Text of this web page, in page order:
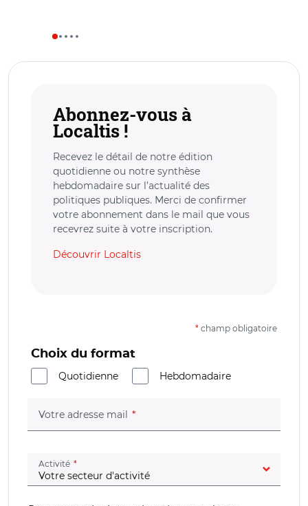
Abonnez-vous à
Localtis !
Recevez le détail de notre édition
quotidienne ou notre synthèse
hebdomadaire sur l’actualité des
politiques publiques. Merci de confirmer
votre abonnement dans le mail que vous
recevrez suite à votre inscription.
Découvrir Localtis
* champ obligatoire
Choix du format
Quotidienne
Hebdomadaire
Votre adresse mail (champ obligatoire)
Activité (champ obligatoire)